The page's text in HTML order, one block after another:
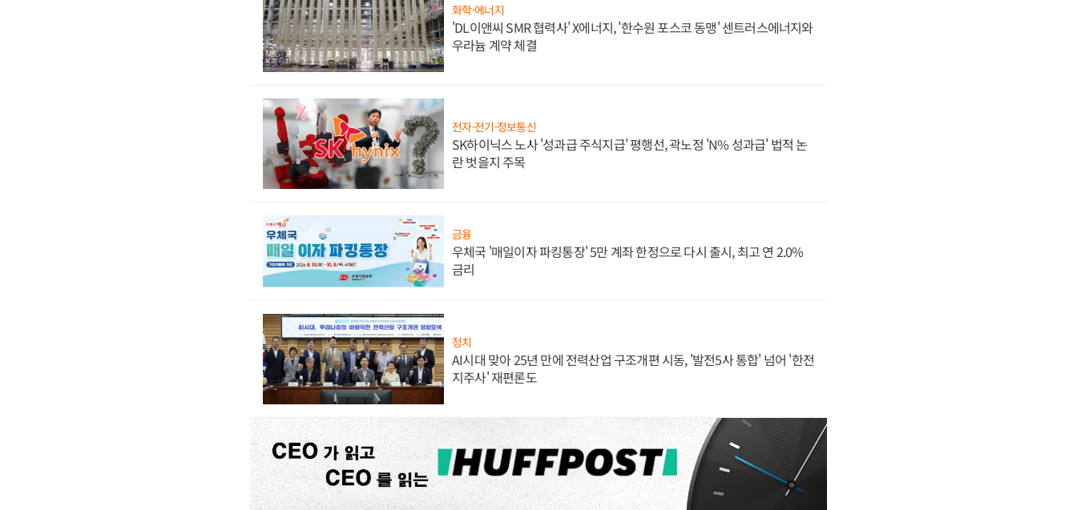
화학·에너지
'DL이앤씨 SMR 협력사' X에너지, '한수원 포스코 동맹' 센트러스에너지와
우라늄 계약 체결
전자·전기·정보통신
SK하이닉스 노사 '성과급 주식지급' 평행선, 곽노정 'N% 성과급' 법적 논
란 벗을지 주목
금융
우체국 '매일이자 파킹통장' 5만 계좌 한정으로 다시 출시, 최고 연 2.0%
금리
정치
AI시대 맞아 25년 만에 전력산업 구조개편 시동, '발전5사 통합' 넘어 '한전
지주사' 재편론도